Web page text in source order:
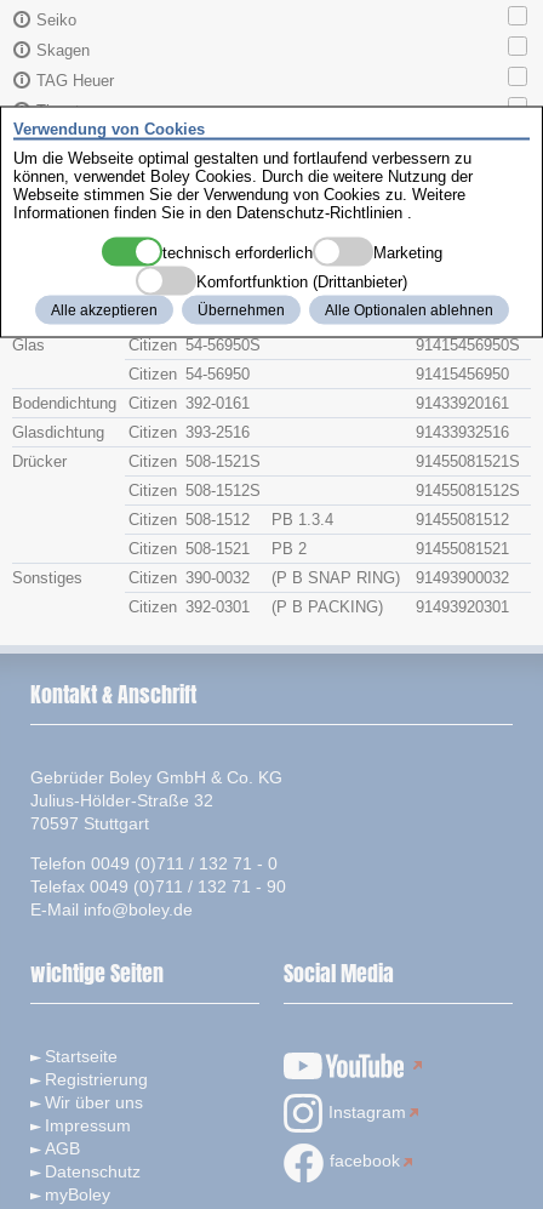
Seiko
Skagen
TAG Heuer
Tissot
Zenith
Citizen 4-060474
Gruppe HerstellerTeile-Nr. Beschreibung Artikel-Nr.
Glas Citizen 54-56950S
91415456950S
Citizen 54-56950
91415456950
Bodendichtung
Citizen 392-0161
91433920161
Glasdichtung
Citizen 393-2516
91433932516
Drücker
Citizen 508-1521S
91455081521S
Citizen 508-1512S
91455081512S
Citizen 508-1512 PB 1.3.4
91455081512
Citizen 508-1521 PB 2
91455081521
Sonstiges
Citizen 390-0032 (P B SNAP RING)
91493900032
Citizen 392-0301 (P B PACKING) 91493920301
Verwendung von Cookies
Um die Webseite optimal gestalten und fortlaufend verbessern zu
können, verwendet Boley Cookies. Durch die weitere Nutzung der
Webseite stimmen Sie der Verwendung von Cookies zu. Weitere
Informationen finden Sie in den Datenschutz-Richtlinien
technisch erforderlich
Marketing
Komfortfunktion (Drittanbieter)
Alle akzeptieren Übernehmen Alle Optionalen ablehnen
Kontakt & Anschrift
Gebrüder Boley GmbH & Co. KG
Julius-Hölder-Straße 32
70597 Stuttgart
Telefon 0049 (0)711 / 132 71 - 0
Telefax 0049 (0)711 / 132 71 - 90
E-Mail info@boley.de
wichtige Seiten
Startseite
Registrierung
Wir über uns
Impressum
AGB
Datenschutz
myBoley
Social Media
Instagram
facebook